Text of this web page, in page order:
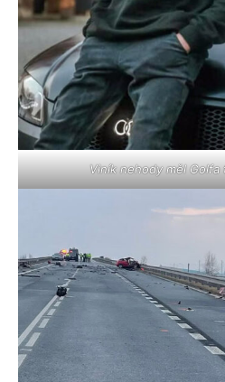
Viník nehody měl